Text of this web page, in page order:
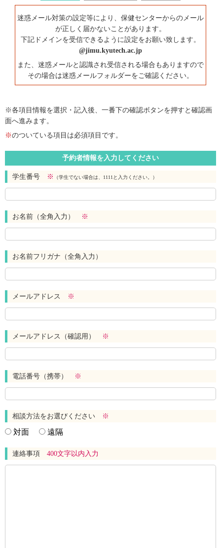
迷惑メール対策の設定等により、保健センターからのメール
が正しく届かないことがあります。
下記ドメインを受信できるように設定をお願い致します。
@jimu.kyutech.ac.jp
また、迷惑メールと認識され受信される場合もありますので
その場合は迷惑メールフォルダーをご確認ください。
※各項目情報を選択・記入後、一番下の確認ボタンを押すと確認画
面へ進みます。
※のついている項目は必須項目です。
予約者情報を入力してください
学生番号 ※ （学生でない場合は、1111と入力ください。）
お名前（全角入力） ※
お名前フリガナ（全角入力）
メールアドレス ※
メールアドレス（確認用） ※
電話番号（携帯） ※
相談方法をお選びください ※
対面 遠隔
連絡事項 400文字以内入力